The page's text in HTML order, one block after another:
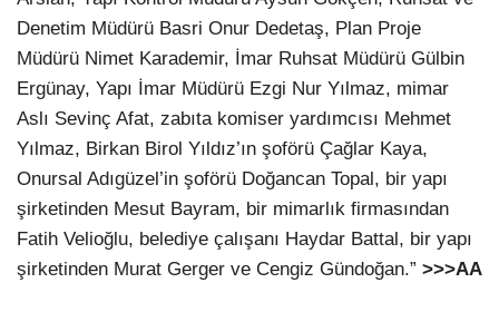
Denetim Müdürü Basri Onur Dedetaş, Plan Proje
Müdürü Nimet Karademir, İmar Ruhsat Müdürü Gülbin
Ergünay, Yapı İmar Müdürü Ezgi Nur Yılmaz, mimar
Aslı Sevinç Afat, zabıta komiser yardımcısı Mehmet
Yılmaz, Birkan Birol Yıldız’ın şoförü Çağlar Kaya,
Onursal Adıgüzel’in şoförü Doğancan Topal, bir yapı
şirketinden Mesut Bayram, bir mimarlık firmasından
Fatih Velioğlu, belediye çalışanı Haydar Battal, bir yapı
şirketinden Murat Gerger ve Cengiz Gündoğan.” >>>AA